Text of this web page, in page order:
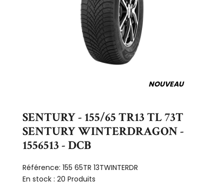
NOUVEAU
SENTURY - 155/65 TR13 TL 73T
SENTURY WINTERDRAGON -
1556513 - DCB
Référence: 155 65TR 13TWINTERDR
En stock : 20 Produits